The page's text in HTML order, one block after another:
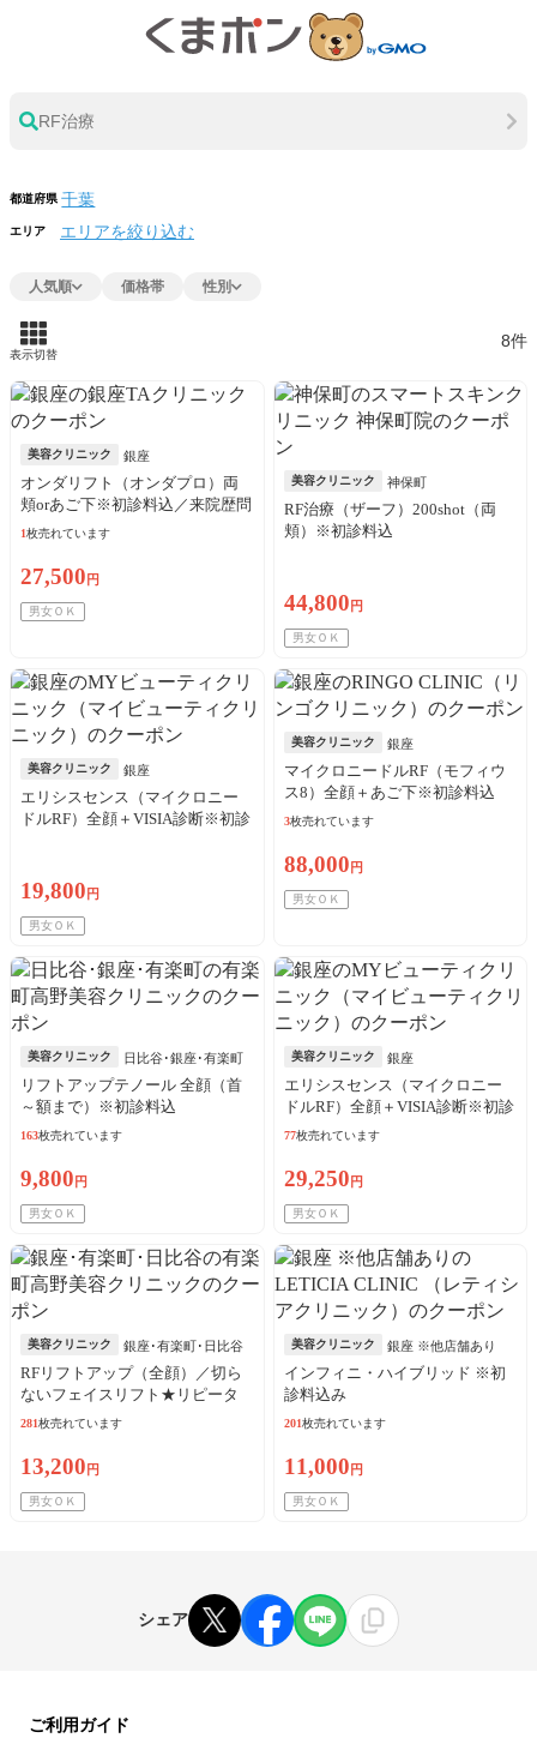
RF治療
都道府県
エリア エリアを絞り込む
人気順 価格帯 性別
表示切替
8件
美容クリニック 銀座
オンダリフト（オンダプロ）両
頬orあご下※初診料込／来院歴問
わず購入可
1枚売れています
27,500 円
男女ＯＫ
美容クリニック 神保町
RF治療（ザーフ）200shot（両
頬）※初診料込
44,800 円
男女ＯＫ
美容クリニック 銀座
エリシスセンス（マイクロニー
ドルRF）全顔＋VISIA診断※初診
19,800 円
男女ＯＫ
美容クリニック 銀座
マイクロニードルRF（モフィウ
ス8）全顔＋あご下※初診料込
3枚売れています
88,000 円
男女ＯＫ
美容クリニック 日比谷･銀座･有楽町
リフトアップテノール 全顔（首
～額まで）※初診料込
163枚売れています
9,800 円
男女ＯＫ
美容クリニック 銀座
エリシスセンス（マイクロニー
ドルRF）全顔＋VISIA診断※初診
料込
77枚売れています
29,250 円
男女ＯＫ
美容クリニック 銀座･有楽町･日比谷
RFリフトアップ（全顔）／切ら
ないフェイスリフト★リピータ
ーOK
281枚売れています
13,200 円
男女ＯＫ
美容クリニック 銀座 ※他店舗あり
インフィニ・ハイブリッド ※初
診料込み
201枚売れています
11,000 円
男女ＯＫ
シェア
ご利用ガイド